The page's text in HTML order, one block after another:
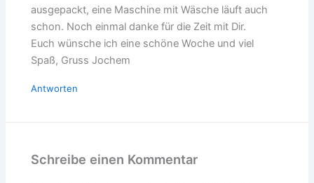
ausgepackt, eine Maschine mit Wäsche läuft auch
schon. Noch einmal danke für die Zeit mit Dir.
Euch wünsche ich eine schöne Woche und viel
Spaß, Gruss Jochem
Antworten
Schreibe einen Kommentar